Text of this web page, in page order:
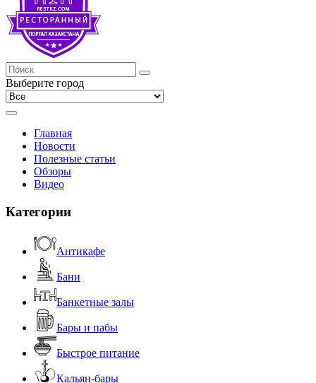
Выберите город
Главная
Новости
Полезные статьи
Обзоры
Видео
Категории
Антикафе
Бани
Банкетные залы
Бары и пабы
Быстрое питание
Кальян-бары